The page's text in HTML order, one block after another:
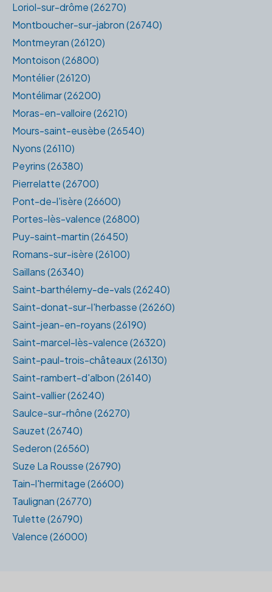
Loriol-sur-drôme (26270)
Montboucher-sur-jabron (26740)
Montmeyran (26120)
Montoison (26800)
Montélier (26120)
Montélimar (26200)
Moras-en-valloire (26210)
Mours-saint-eusèbe (26540)
Nyons (26110)
Peyrins (26380)
Pierrelatte (26700)
Pont-de-l'isère (26600)
Portes-lès-valence (26800)
Puy-saint-martin (26450)
Romans-sur-isère (26100)
Saillans (26340)
Saint-barthélemy-de-vals (26240)
Saint-donat-sur-l'herbasse (26260)
Saint-jean-en-royans (26190)
Saint-marcel-lès-valence (26320)
Saint-paul-trois-châteaux (26130)
Saint-rambert-d'albon (26140)
Saint-vallier (26240)
Saulce-sur-rhône (26270)
Sauzet (26740)
Sederon (26560)
Suze La Rousse (26790)
Tain-l'hermitage (26600)
Taulignan (26770)
Tulette (26790)
Valence (26000)